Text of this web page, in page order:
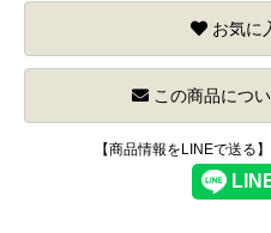
お気に
この商品につ
【商品情報をLINEで送る